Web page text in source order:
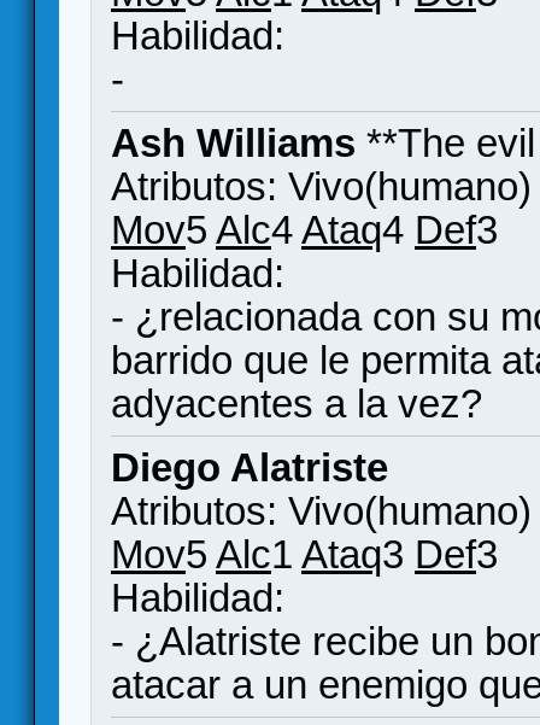
Habilidad:
-
Ash Williams **The
Atributos: Vivo(humano)
Mov5 Alc4Ataq4 Def3
Habilidad:
- ¿relacionada con su
barrido que le permita
adyacentes a la vez?
Diego Alatriste
Atributos: Vivo(humano)
Mov5 Alc1 Ataq3 Def3
Habilidad:
- ¿Alatriste recibe un
atacar a un enemigo